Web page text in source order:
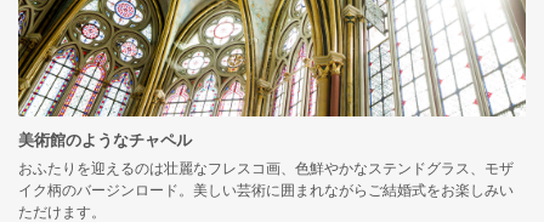
美術館のようなチャペル
おふたりを迎えるのは壮麗なフレスコ画、色鮮やかなステンドグラス、モザ
イク柄のバージンロード。美しい芸術に囲まれながらご結婚式をお楽しみい
ただけます。